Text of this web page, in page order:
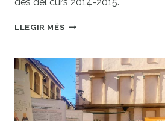
LLEGIR MÉSDIPLOMA
DINAMITZACIÓ
LOCAL
AGROECOLÒGICA